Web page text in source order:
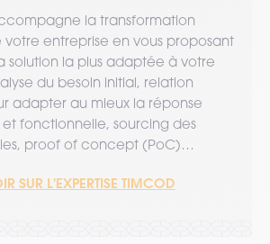
la transformation
entreprise en vous proposant
solution la plus adaptée à votre
du besoin initial, relation
adapter au mieux la réponse
fonctionnelle, sourcing des
proof of concept (PoC)…
SUR L'EXPERTISE TIMCOD